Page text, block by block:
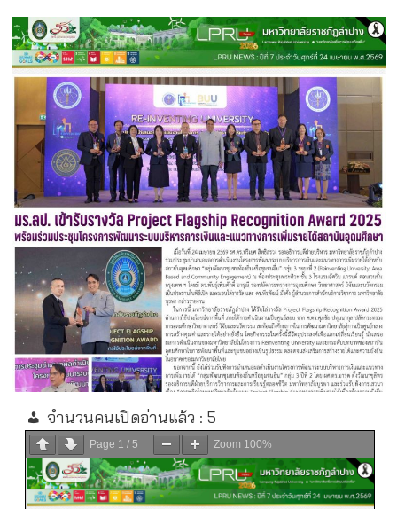
จำนวนคนเปิดอ่านแล้ว : 5
Page 1 / 5 Zoom 100%